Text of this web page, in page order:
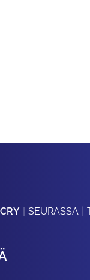
SEURASSA